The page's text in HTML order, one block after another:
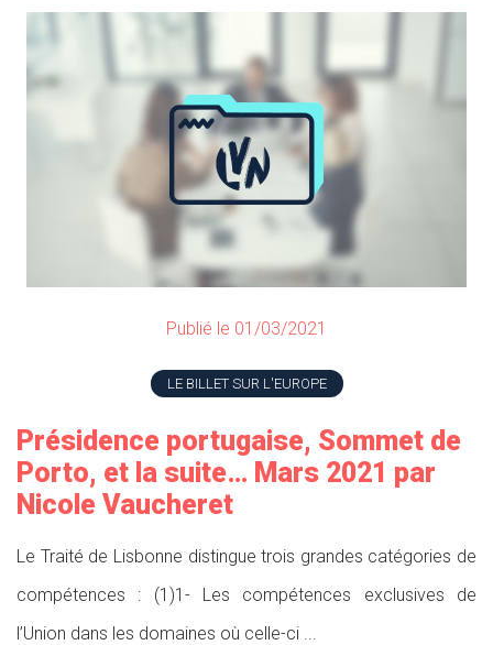
Publié le 01/03/2021
LE BILLET SUR L'EUROPE
Présidence portugaise, Sommet de
Porto, et la suite… Mars 2021 par
Nicole Vaucheret
Le Traité de Lisbonne distingue trois grandes catégories de
compétences : (1)1- Les compétences exclusives de
l’Union dans les domaines où celle-ci ...